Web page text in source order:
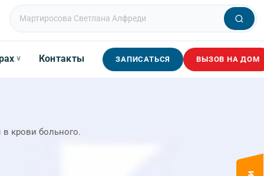
∨ Контакты ЗАПИСАТЬСЯ ВЫЗОВ НА ДОМ
крови больного.